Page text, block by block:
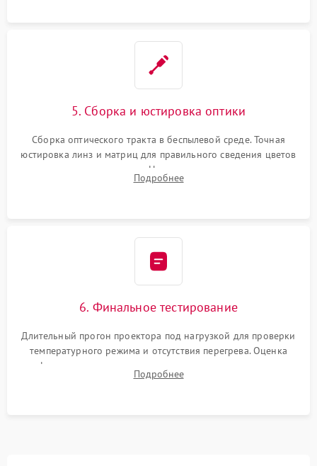
5. Сборка и юстировка оптики
Сборка оптического тракта в беспылевой среде. Точная
юстировка линз и матриц для правильного сведения цветов
и устранения размытия. Надежное подключение всех
шлейфов, установка датчиков и закрытие корпуса
Подробнее
6. Финальное тестирование
Длительный прогон проектора под нагрузкой для проверки
температурного режима и отсутствия перегрева. Оценка
фокуса, контрастности и цветопередачи на тестовых
таблицах. Проверка работы всех видеовходов и кнопок
Подробнее